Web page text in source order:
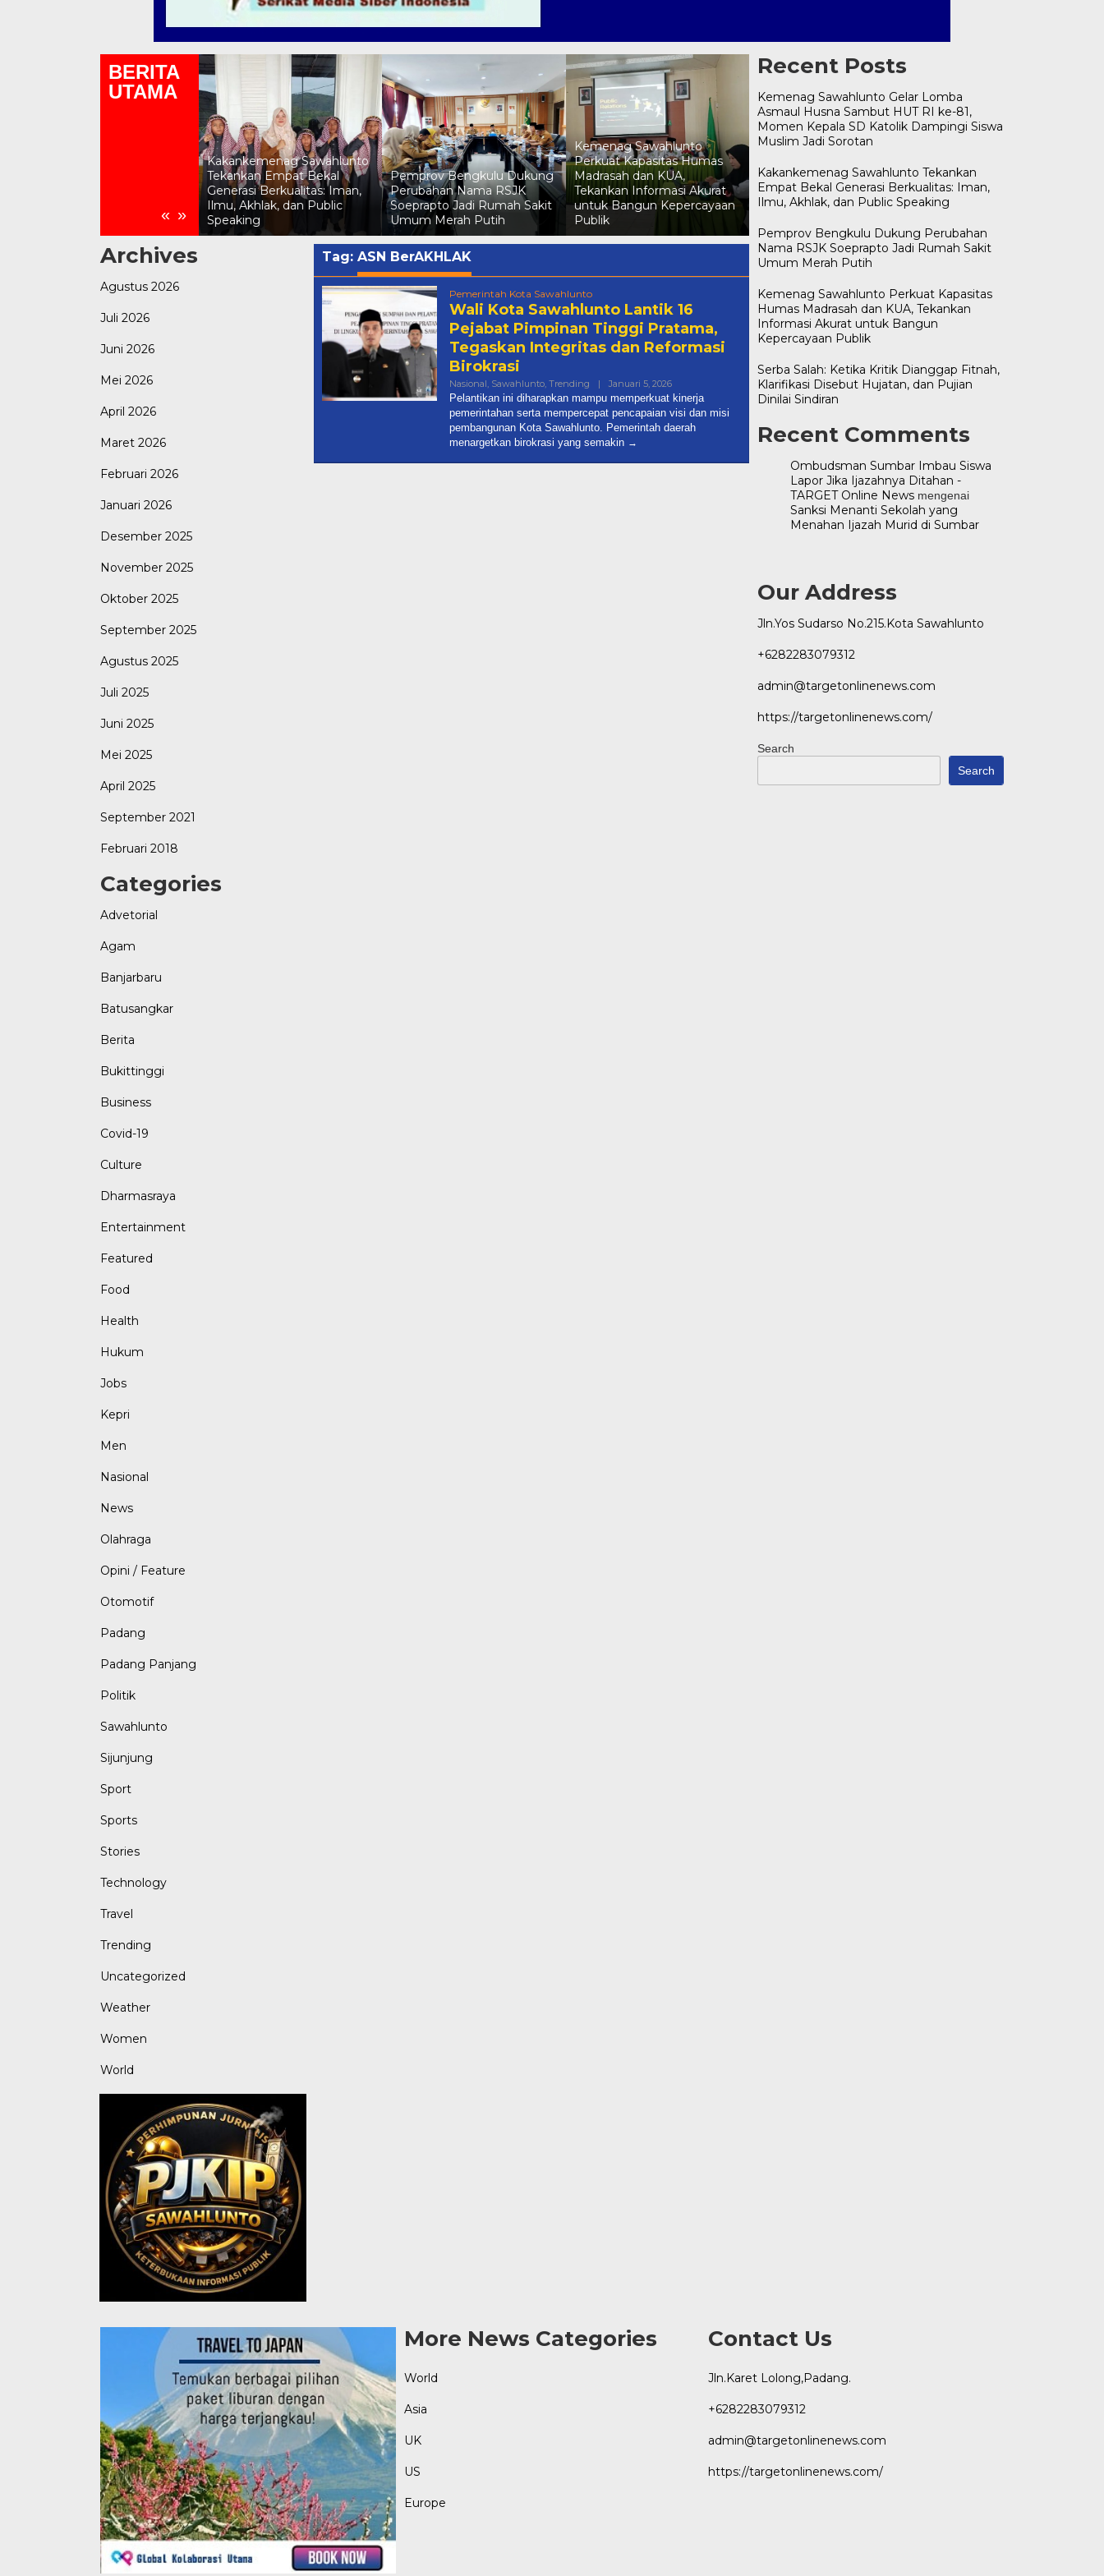
BERITA
UTAMA
« »
Kakankemenag Sawahlunto
Tekankan Empat Bekal
Generasi Berkualitas: Iman,
Ilmu, Akhlak, dan Public
Speaking
Pemprov Bengkulu Dukung
Perubahan Nama RSJK
Soeprapto Jadi Rumah Sakit
Umum Merah Putih
Kemenag Sawahlunto
Perkuat Kapasitas Humas
Madrasah dan KUA,
Tekankan Informasi Akurat
untuk Bangun Kepercayaan
Publik
Serba Salah: Ketika Kritik
Dianggap Fitnah, Klarifikasi
Disebut Hujatan, dan Pujian
Sambut HUT RI ke-81,
Momen Kepala SD Katolik
Dampingi Siswa Muslim Jadi
Archives
Agustus 2026
Juli 2026
Juni 2026
Mei 2026
April 2026
Maret 2026
Februari 2026
Januari 2026
Desember 2025
November 2025
Oktober 2025
September 2025
Agustus 2025
Juli 2025
Juni 2025
Mei 2025
April 2025
September 2021
Februari 2018
Categories
Advetorial
Agam
Banjarbaru
Batusangkar
Berita
Bukittinggi
Business
Covid-19
Culture
Dharmasraya
Entertainment
Featured
Food
Health
Hukum
Jobs
Kepri
Men
Nasional
News
Olahraga
Opini / Feature
Otomotif
Padang
Padang Panjang
Politik
Sawahlunto
Sijunjung
Sport
Sports
Stories
Technology
Travel
Trending
Uncategorized
Weather
Women
World
Tag: ASN BerAKHLAK
Pemerintah Kota Sawahlunto
Wali Kota Sawahlunto Lantik 16
Pejabat Pimpinan Tinggi Pratama,
Tegaskan Integritas dan Reformasi
Birokrasi
Nasional, Sawahlunto, Trending | Januari 5, 2026Oleh
Admin@targetonlinenews.com
Pelantikan ini diharapkan mampu memperkuat kinerja
pemerintahan serta mempercepat pencapaian visi dan misi
pembangunan Kota Sawahlunto. Pemerintah daerah
menargetkan birokrasi yang semakin
Recent Posts
Kemenag Sawahlunto Gelar Lomba
Asmaul Husna Sambut HUT RI ke-81,
Momen Kepala SD Katolik Dampingi Siswa
Muslim Jadi Sorotan
Kakankemenag Sawahlunto Tekankan
Empat Bekal Generasi Berkualitas: Iman,
Ilmu, Akhlak, dan Public Speaking
Pemprov Bengkulu Dukung Perubahan
Nama RSJK Soeprapto Jadi Rumah Sakit
Umum Merah Putih
Kemenag Sawahlunto Perkuat Kapasitas
Humas Madrasah dan KUA, Tekankan
Informasi Akurat untuk Bangun
Kepercayaan Publik
Serba Salah: Ketika Kritik Dianggap Fitnah,
Klarifikasi Disebut Hujatan, dan Pujian
Dinilai Sindiran
Recent Comments
Ombudsman Sumbar Imbau Siswa
Lapor Jika Ijazahnya Ditahan -
TARGET Online Newsmengenai
Sanksi Menanti Sekolah yang
Menahan Ijazah Murid di Sumbar
Our Address
Jln.Yos Sudarso No.215.Kota Sawahlunto
+6282283079312
admin@targetonlinenews.com
https://targetonlinenews.com/
Search
Search
More News Categories
World
Asia
UK
US
Europe
Contact Us
Jln.Karet Lolong,Padang.
+6282283079312
admin@targetonlinenews.com
https://targetonlinenews.com/